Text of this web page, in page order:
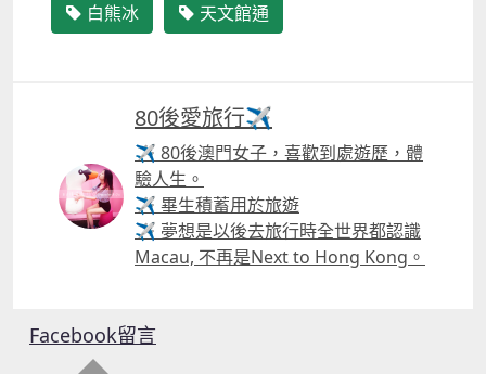
白熊冰
天文館通
80後愛旅行✈️
✈ 80後澳門女子，喜歡到處遊歷，體
驗人生。
✈ 畢生積蓄用於旅遊
✈ 夢想是以後去旅行時全世界都認識
Macau, 不再是Next to Hong Kong。
Facebook留言